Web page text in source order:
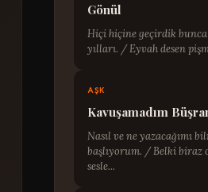
Gönül
Hiçi hiçine geçirdik bunca
yılları. / Eyvah desen
AŞK
Kavuşamadım
Nasıl ve ne yazacağımı
başlıyorum. / Belki biraz
sesle...